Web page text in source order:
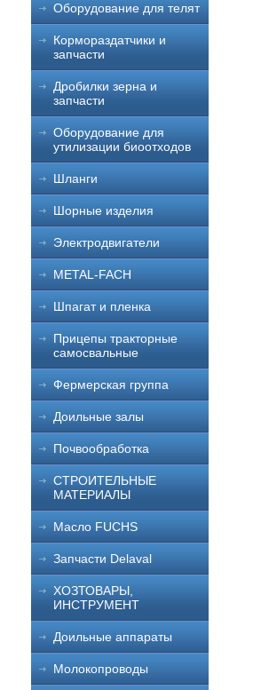
Оборудование для телят
Кормораздатчики и
запчасти
Дробилки зерна и
запчасти
Оборудование для
утилизации биоотходов
Шланги
Шорные изделия
Электродвигатели
METAL-FACH
Шпагат и пленка
Прицепы тракторные
самосвальные
Фермерская группа
Доильные залы
Почвообработка
СТРОИТЕЛЬНЫЕ
МАТЕРИАЛЫ
Масло FUCHS
Запчасти Delaval
ХОЗТОВАРЫ,
ИНСТРУМЕНТ
Доильные аппараты
Молокопроводы